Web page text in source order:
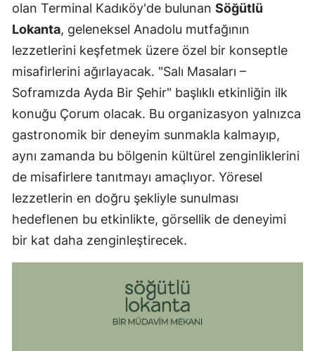
olan Terminal Kadıköy'de bulunan Söğütlü
Lokanta, geleneksel Anadolu mutfağının
lezzetlerini keşfetmek üzere özel bir konseptle
misafirlerini ağırlayacak. "Salı Masaları –
Soframızda Ayda Bir Şehir" başlıklı etkinliğin ilk
konuğu Çorum olacak. Bu organizasyon yalnızca
gastronomik bir deneyim sunmakla kalmayıp,
aynı zamanda bu bölgenin kültürel zenginliklerini
de misafirlere tanıtmayı amaçlıyor. Yöresel
lezzetlerin en doğru şekliyle sunulması
hedeflenen bu etkinlikte, görsellik de deneyimi
bir kat daha zenginleştirecek.